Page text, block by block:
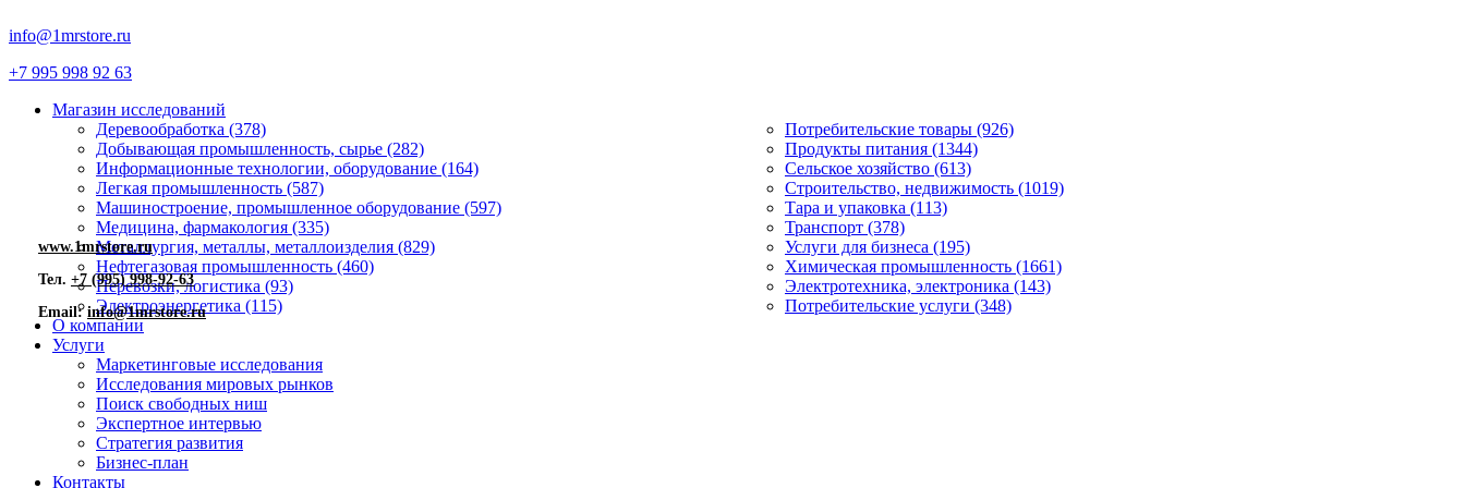
info@1mrstore.ru
+7 995 998 92 63
Магазин исследований
Деревообработка (378)
Добывающая промышленность, сырье (282)
Информационные технологии, оборудование (164)
Легкая промышленность (587)
Машиностроение, промышленное оборудование (597)
Медицина, фармакология (335)
Металлургия, металлы, металлоизделия (829)
Нефтегазовая промышленность (460)
Перевозки, логистика (93)
Электроэнергетика (115)
Потребительские товары (926)
Продукты питания (1344)
Сельское хозяйство (613)
Строительство, недвижимость (1019)
Тара и упаковка (113)
Транспорт (378)
Услуги для бизнеса (195)
Химическая промышленность (1661)
Электротехника, электроника (143)
Потребительские услуги (348)
О компании
Услуги
Маркетинговые исследования
Исследования мировых рынков
Поиск свободных ниш
Экспертное интервью
Стратегия развития
Бизнес-план
Контакты
www.1mrstore.ru
Тел. +7 (995) 998-92-63
Email:info@1mrstore.ru